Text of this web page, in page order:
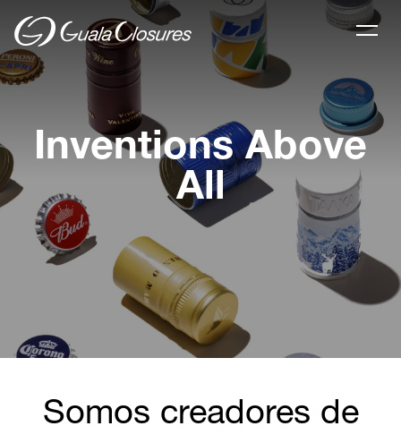
Inventions Above
All
Somos creadores de